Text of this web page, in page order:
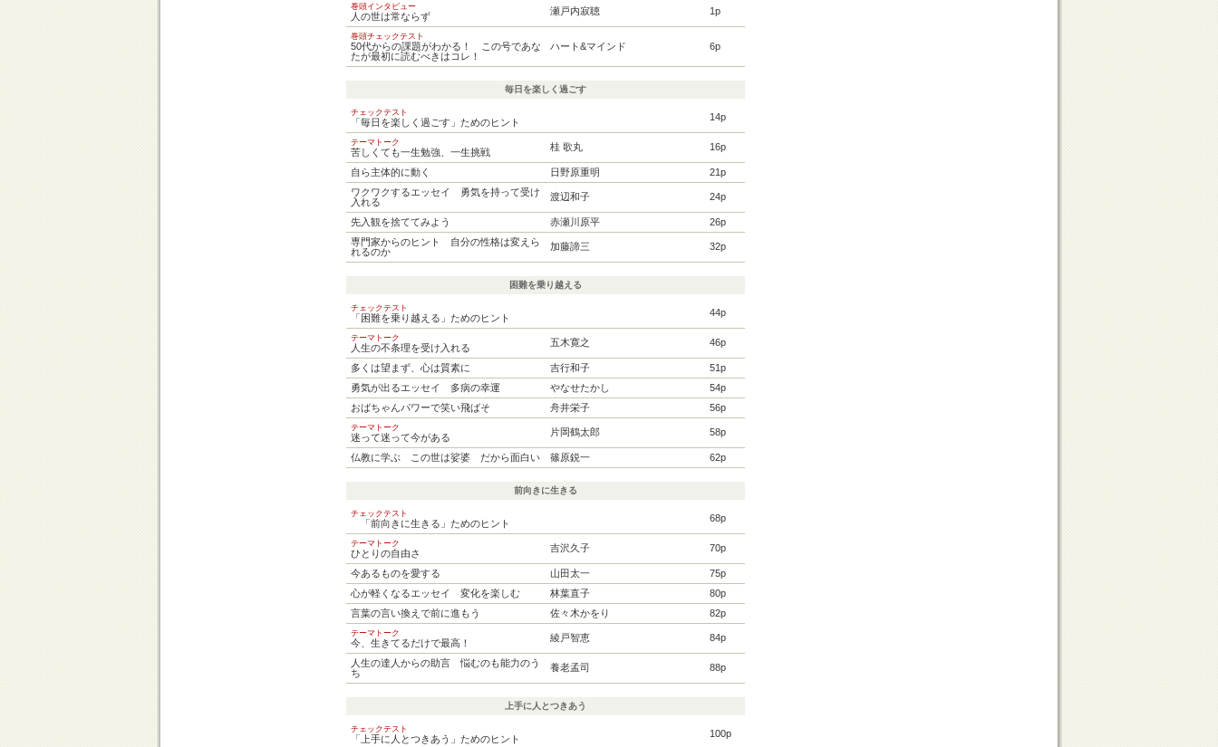
巻頭インタビュー
人の世は常ならず 瀬戸内寂聴 1p
巻頭チェックテスト
50代からの課題がわかる！ この号であな
たが最初に読むべきはコレ！
ハート&マインド 6p
毎日を楽しく過ごす
チェックテスト
「毎日を楽しく過ごす」ためのヒント 14p
テーマトーク
苦しくても一生勉強、一生挑戦 桂 歌丸 16p
自ら主体的に動く 日野原重明
21p
ワクワクするエッセイ 勇気を持って受け
入れる
渡辺和子 24p
先入観を捨ててみよう 赤瀬川原平
26p
専門家からのヒント 自分の性格は変えら
れるのか
加藤諦三 32p
困難を乗り越える
チェックテスト
「困難を乗り越える」ためのヒント 44p
テーマトーク
人生の不条理を受け入れる 五木寛之 46p
多くは望まず、心は質素に 吉行和子
51p
勇気が出るエッセイ 多病の幸運
やなせたかし
54p
おばちゃんパワーで笑い飛ばそ
舟井栄子 56p
テーマトーク
迷って迷って今がある 片岡鶴太郎 58p
仏教に学ぶ この世は娑婆 だから面白い 篠原鋭一 62p
前向きに生きる
チェックテスト
「前向きに生きる」ためのヒント 68p
テーマトーク
ひとりの自由さ 吉沢久子 70p
今あるものを愛する 山田太一
75p
心が軽くなるエッセイ 変化を楽しむ
林葉直子
80p
言葉の言い換えで前に進もう
佐々木かをり 82p
テーマトーク
今、生きてるだけで最高！ 綾戸智恵 84p
人生の達人からの助言 悩むのも能力のう
ち
養老孟司 88p
上手に人とつきあう
チェックテスト
「上手に人とつきあう」ためのヒント 100p